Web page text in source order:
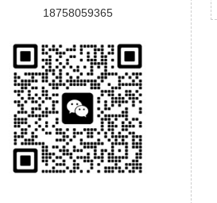
18758059365